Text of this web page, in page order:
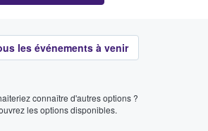
les événements à venir
connaître d'autres options ?
les options disponibles.